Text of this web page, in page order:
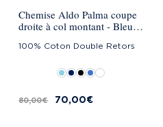
Chemise Aldo Palma coupe
droite à col montant - Bleu
100% Coton Double Retors
80,00 € 70,00 €